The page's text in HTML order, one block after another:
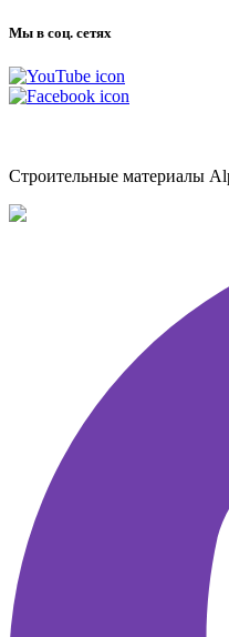
Мы в соц. сетях
Строительные материалы